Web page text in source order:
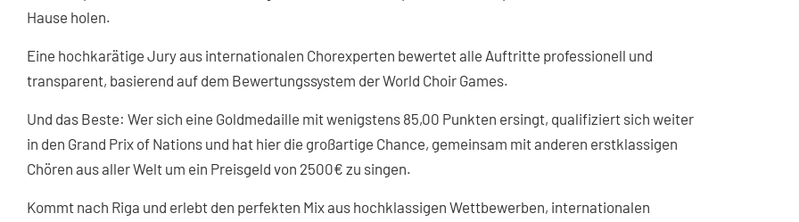
Hause holen.
Eine hochkarätige Jury aus internationalen Chorexperten bewertet alle Auftritte professionell und
transparent, basierend auf dem Bewertungssystem der World Choir Games.
Und das Beste: Wer sich eine Goldmedaille mit wenigstens 85,00 Punkten ersingt, qualifiziert sich weiter
in den Grand Prix of Nations und hat hier die großartige Chance, gemeinsam mit anderen erstklassigen
Chören aus aller Welt um ein Preisgeld von 2500€ zu singen.
Kommt nach Riga und erlebt den perfekten Mix aus hochklassigen Wettbewerben, internationalen